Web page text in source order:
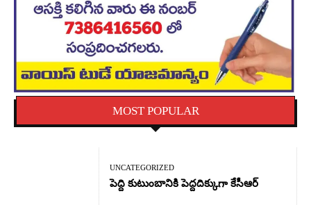
MOST POPULAR
UNCATEGORIZED
పెద్ది కుటుంబానికి పెద్దదిక్కుగా కేసీఆర్